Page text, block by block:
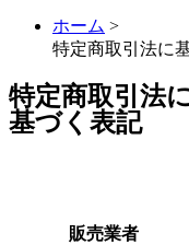
ホーム >
特定商取引法に
特定商取引法
基づく表記
販売業者